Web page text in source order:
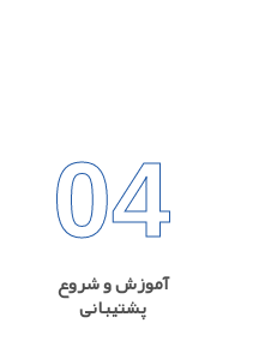
04
آموزش و شروع
پشتیبانی